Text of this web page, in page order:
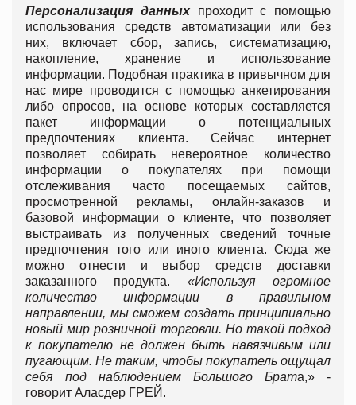
Персонализация данныхпроходит с помощью
использования средств автоматизации или без
них, включает сбор, запись, систематизацию,
накопление, хранение и использование
информации. Подобная практика в привычном для
нас мире проводится с помощью анкетирования
либо опросов, на основе которых составляется
пакет информации о потенциальных
предпочтениях клиента. Сейчас интернет
позволяет собирать невероятное количество
информации о покупателях при помощи
отслеживания часто посещаемых сайтов,
просмотренной рекламы, онлайн-заказов и
базовой информации о клиенте, что позволяет
выстраивать из полученных сведений точные
предпочтения того или иного клиента. Сюда же
можно отнести и выбор средств доставки
заказанного продукта. «Используя огромное
количество информации в правильном
направлении, мы сможем создать принципиально
новый мир розничной торговли. Но такой подход
к покупателю не должен быть навязчивым или
пугающим. Не таким, чтобы покупатель ощущал
себя под наблюдением Большого Брата,» -
говорит Аласдер ГРЕЙ.